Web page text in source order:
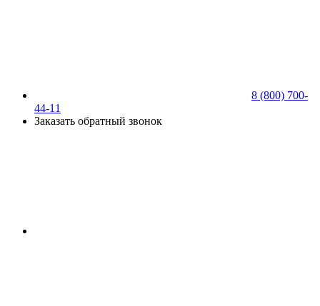
8 (800) 700-
44-11
Заказать обратный звонок